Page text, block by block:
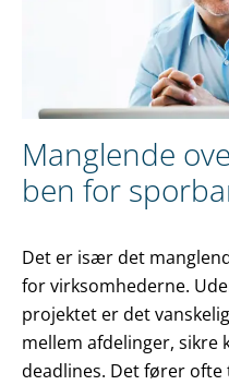
Manglende
ben for
Det er især det
for virksomhederne.
projektet er det
mellem afdelinger,
deadlines. Det fører